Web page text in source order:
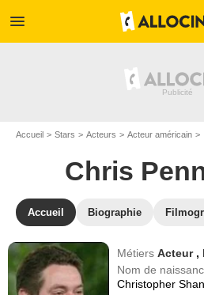
menu
Accueil Stars Acteurs Acteur américain
Chris
Accueil Biographie
MétiersActeur ,
Nom de
Christopher